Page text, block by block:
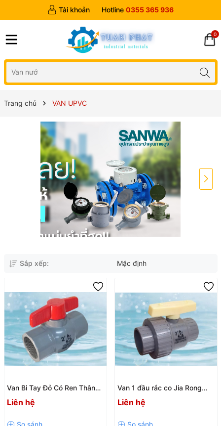
Tài khoản Hotline 0355 365 936
0
Trang chủ VAN UPVC
Sắp xếp: Mặc định
Van Bi Tay Đỏ Có Ren Thân
Liền Jia Rong UPVC (21mm -
60mm) | Chính Hãng, Chống
Liên hệ
Van 1 đầu rắc co Jia Rong
UPVC – Độ kín cao, chống rò
rỉ, lắp đặt nhanh
Liên hệ